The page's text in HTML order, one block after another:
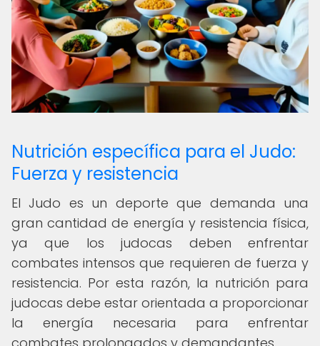
Nutrición específica para el Judo:
Fuerza y resistencia
El Judo es un deporte que demanda una
gran cantidad de energía y resistencia física,
ya que los judocas deben enfrentar
combates intensos que requieren de fuerza y
resistencia. Por esta razón, la nutrición para
judocas debe estar orientada a proporcionar
la energía necesaria para enfrentar